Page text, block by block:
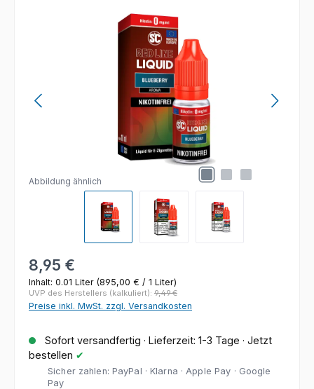
Bildergalerie überspringen
Abbildung ähnlich
Regulärer Preis:
8,95 €
Inhalt: 0.01 Liter (895,00 € / 1 Liter)
UVP des Herstellers (kalkuliert): 9,49 €
Preise inkl. MwSt. zzgl. Versandkosten
Sofort versandfertig · Lieferzeit: 1-3 Tage · Jetzt
bestellen ✔
Sicher zahlen: PayPal · Klarna · Apple Pay · Google
Pay